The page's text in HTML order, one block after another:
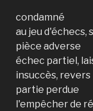
condamné
au jeu d'échecs,
pièce adverse
échec partiel,
insuccès, revers
partie perdue
l'empêcher de